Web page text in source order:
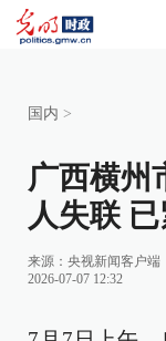
国内 >
广西横州
人失联
来源： 央视新闻客户端
2026-07-07 12:32